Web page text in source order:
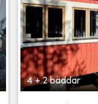
4 + 2 bäddar